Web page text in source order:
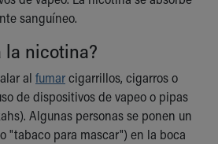
Care Mobile
Provider for Akron Zips
sanguíneo.
la nicotina?
al fumarcigarrillos, cigarros o
de dispositivos de vapeo o pipas
Algunas personas se ponen un
"tabaco para mascar") en la boca